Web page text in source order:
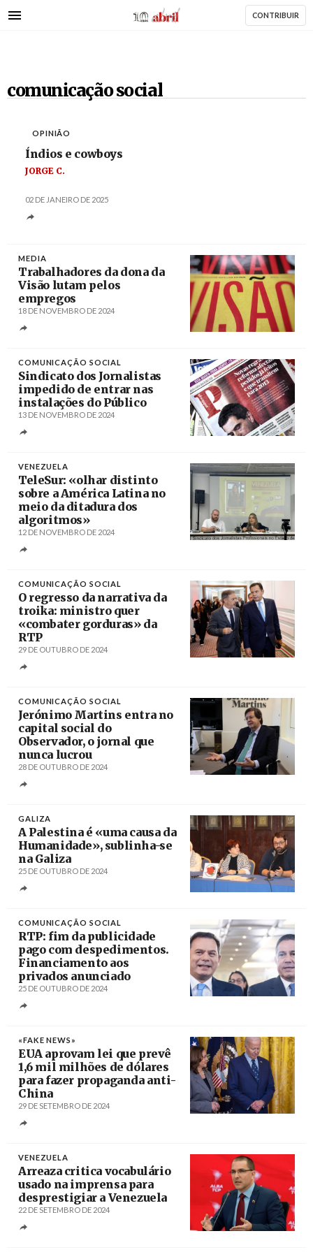
para
AbrilAbril CONTRIBUIR
comunicação social
OPINIÃO
Índios e cowboys
JORGE C.
02 DE JANEIRO DE 2025
MEDIA
Trabalhadores da dona da
Visão lutam pelos
empregos
18 DE NOVEMBRO DE 2024
COMUNICAÇÃO SOCIAL
Sindicato dos Jornalistas
impedido de entrar nas
instalações do Público
13 DE NOVEMBRO DE 2024
VENEZUELA
TeleSur: «olhar distinto
sobre a América Latina no
meio da ditadura dos
algoritmos»
12 DE NOVEMBRO DE 2024
COMUNICAÇÃO SOCIAL
O regresso da narrativa da
troika: ministro quer
«combater gorduras» da
RTP
29 DE OUTUBRO DE 2024
COMUNICAÇÃO SOCIAL
Jerónimo Martins entra no
capital social do
Observador, o jornal que
nunca lucrou
28 DE OUTUBRO DE 2024
GALIZA
A Palestina é «uma causa da
Humanidade», sublinha-se
na Galiza
25 DE OUTUBRO DE 2024
COMUNICAÇÃO SOCIAL
RTP: fim da publicidade
pago com despedimentos.
Financiamento aos
privados anunciado
25 DE OUTUBRO DE 2024
«FAKE NEWS»
EUA aprovam lei que prevê
1,6 mil milhões de dólares
para fazer propaganda anti-
China
29 DE SETEMBRO DE 2024
VENEZUELA
Arreaza critica vocabulário
usado na imprensa para
desprestigiar a Venezuela
22 DE SETEMBRO DE 2024